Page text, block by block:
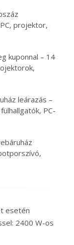
projektor,
kuponnal – 14
leárazás –
PC-
esetén
2400 W-os